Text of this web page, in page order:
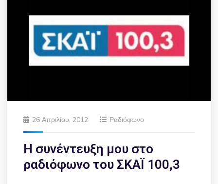
26 Απριλίου, 2012 Ραδιόφωνο
Η συνέντευξη μου στο
ραδιόφωνο του ΣΚΑΪ 100,3